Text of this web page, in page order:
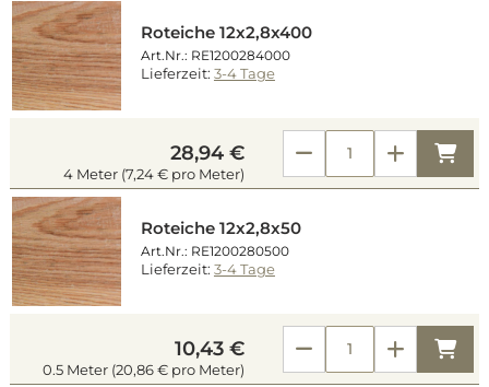
Roteiche 12x2,8x400
Art.Nr.: RE1200284000
Lieferzeit: 3-4 Tage
28,94 €
4 Meter (7,24 € pro Meter)
Roteiche 12x2,8x50
Art.Nr.: RE1200280500
Lieferzeit: 3-4 Tage
10,43 €
0.5 Meter (20,86 € pro Meter)